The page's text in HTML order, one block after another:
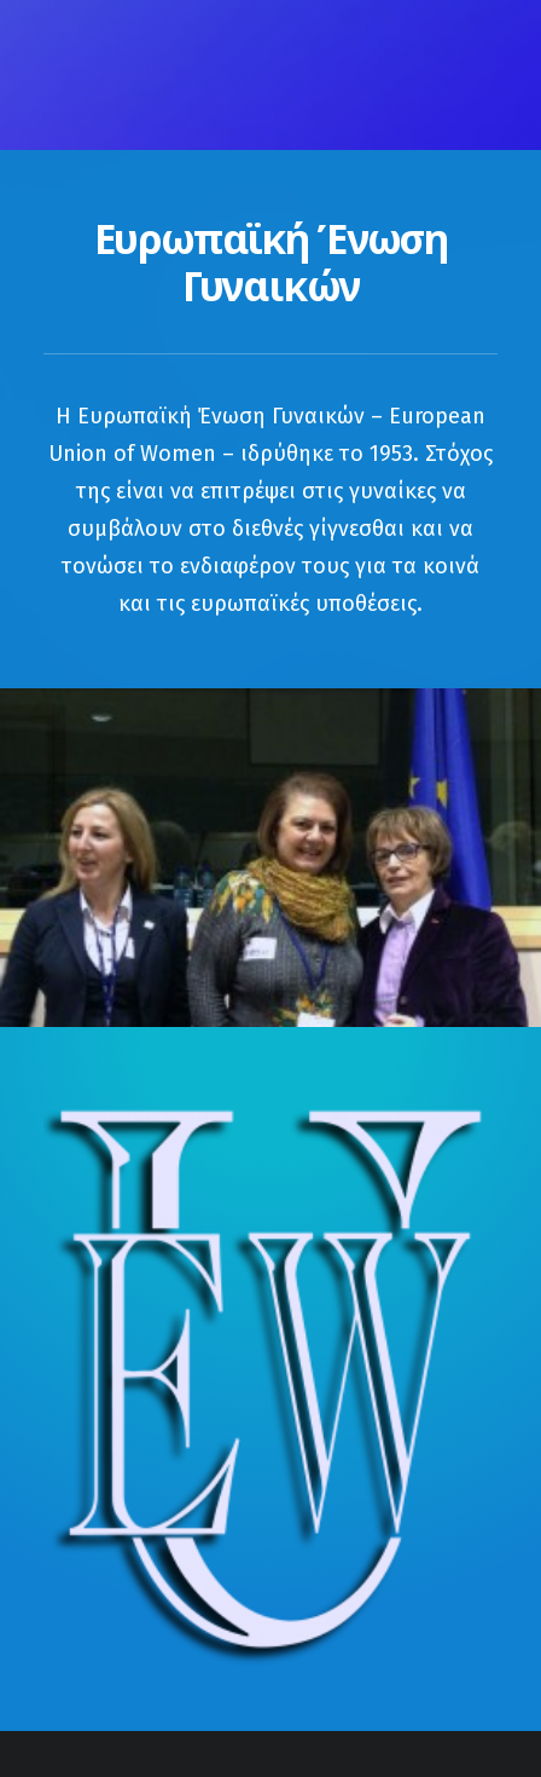
Ευρωπαϊκή Ένωση
Γυναικών
Η Ευρωπαϊκή Ένωση Γυναικών – European
Union of Women – ιδρύθηκε το 1953. Στόχος
της είναι να επιτρέψει στις γυναίκες να
συμβάλουν στο διεθνές γίγνεσθαι και να
τονώσει το ενδιαφέρον τους για τα κοινά
και τις ευρωπαϊκές υποθέσεις.